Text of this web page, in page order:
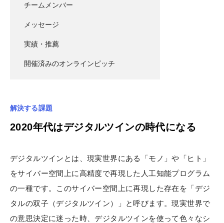
チームメンバー
メッセージ
実績・推薦
開催済みのオンラインピッチ
解決する課題
2020年代はデジタルツインの時代になる
デジタルツインとは、現実世界にある「モノ」や「ヒト」
をサイバー空間上に高精度で再現した人工知能プログラム
の一種です。このサイバー空間上に再現した存在を「デジ
タルの双子（デジタルツイン）」と呼びます。現実世界で
の意思決定に迷った時、デジタルツインを使って色々なシ